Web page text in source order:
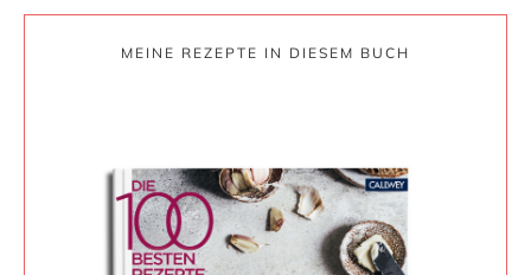
MEINE REZEPTE IN DIESEM BUCH